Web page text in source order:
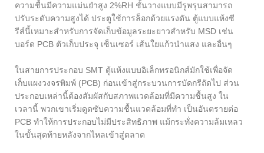
ความชื้นมีความแม่นยำสูง 2%RH ชั้นวางแบบมีรูพรุนสามารถ
ปรับระดับความสูงได้ ประตูใช้การล็อกด้วยแรงดัน ตู้แบบแห้งซี
รีส์นี้เหมาะสำหรับการจัดเก็บข้อมูลระยะยาวสำหรับ MSD เช่น
บอร์ด PCB ตัวเก็บประจุ เซ็นเซอร์ เส้นใยแก้วนำแสง และอื่นๆ
ในสายการประกอบ SMT ตู้แห้งแบบอิเล็กทรอนิกส์มักใช้เพื่อจัด
เก็บแผงวงจรพิมพ์ (PCB) ก่อนเข้าสู่กระบวนการบัดกรีถัดไป ส่วน
ประกอบเหล่านี้ต้องสัมผัสกับสภาพแวดล้อมที่มีความชื้นสูง ใน
เวลานี้ พวกเขาเริ่มดูดซับความชื้นแวดล้อมที่ทำ เป็นอันตรายต่อ
PCB ทำให้การประกอบไม่มีประสิทธิภาพ แม้กระทั่งความล้มเหลว
ในขั้นสุดท้ายหลังจากไหลเข้าสู่ตลาด